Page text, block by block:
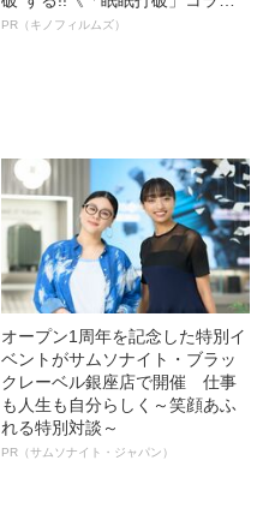
ボ》
PR（キノフィルムズ）
オープン1周年を記念した特別イ
ベントがサムソナイト・ブラッ
クレーベル銀座店で開催 仕事
も人生も自分らしく～笑顔あふ
れる特別対談～
PR（サムソナイト・ジャパン）